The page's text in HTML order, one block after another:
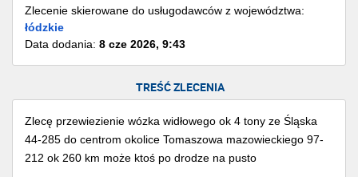
Zlecenie skierowane do usługodawców z województwa:
łódzkie
Data dodania: 8 cze 2026, 9:43
TREŚĆ ZLECENIA
Zlecę przewiezienie wózka widłowego ok 4 tony ze Śląska
44-285 do centrom okolice Tomaszowa mazowieckiego 97-
212 ok 260 km może ktoś po drodze na pusto